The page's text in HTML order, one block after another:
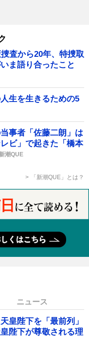
査から20年、特捜取
ま語り合ったこと
生を生きるための5
事者「佐藤二朗」は
ビ」で起きた「橋本
潮QUE
「新潮QUE」とは？
ニュース
皇陛下を「最前列」
陛下が尊敬される理